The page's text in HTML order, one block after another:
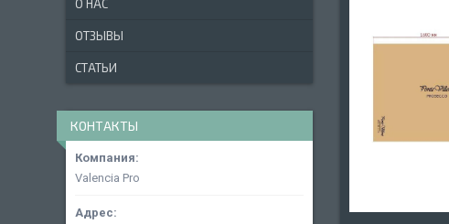
О НАС
ОТЗЫВЫ
СТАТЬИ
КОНТАКТЫ
Valencia Pro